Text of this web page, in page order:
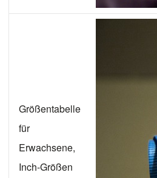
Größentabelle
für
Erwachsene,
Inch-Größen